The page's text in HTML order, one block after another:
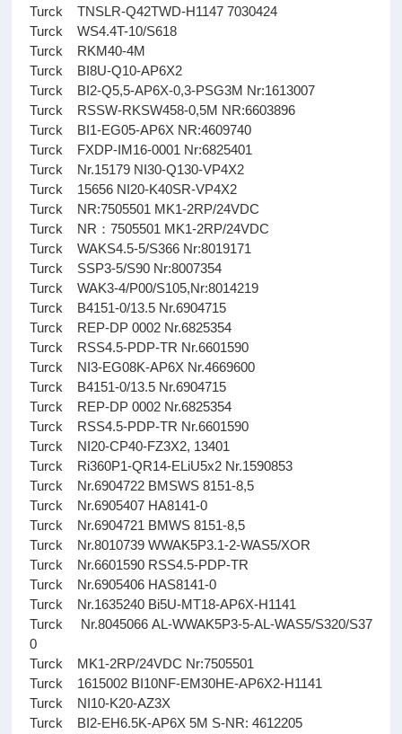
Turck TNSLR-Q42TWD-H1147 7030424
Turck WS4.4T-10/S618
Turck RKM40-4M
Turck BI8U-Q10-AP6X2
Turck BI2-Q5,5-AP6X-0,3-PSG3M Nr:1613007
Turck RSSW-RKSW458-0,5M NR:6603896
Turck BI1-EG05-AP6X NR:4609740
Turck FXDP-IM16-0001 Nr:6825401
Turck Nr.15179 NI30-Q130-VP4X2
Turck 15656 NI20-K40SR-VP4X2
Turck NR:7505501 MK1-2RP/24VDC
Turck NR：7505501 MK1-2RP/24VDC
Turck WAKS4.5-5/S366 Nr:8019171
Turck SSP3-5/S90 Nr:8007354
Turck WAK3-4/P00/S105,Nr:8014219
Turck B4151-0/13.5 Nr.6904715
Turck REP-DP 0002 Nr.6825354
Turck RSS4.5-PDP-TR Nr.6601590
Turck NI3-EG08K-AP6X Nr.4669600
Turck B4151-0/13.5 Nr.6904715
Turck REP-DP 0002 Nr.6825354
Turck RSS4.5-PDP-TR Nr.6601590
Turck NI20-CP40-FZ3X2, 13401
Turck Ri360P1-QR14-ELiU5x2 Nr.1590853
Turck Nr.6904722 BMSWS 8151-8,5
Turck Nr.6905407 HA8141-0
Turck Nr.6904721 BMWS 8151-8,5
Turck Nr.8010739 WWAK5P3.1-2-WAS5/XOR
Turck Nr.6601590 RSS4.5-PDP-TR
Turck Nr.6905406 HAS8141-0
Turck Nr.1635240 Bi5U-MT18-AP6X-H1141
Turck Nr.8045066 AL-WWAK5P3-5-AL-WAS5/S320/S37
0
Turck MK1-2RP/24VDC Nr:7505501
Turck 1615002 BI10NF-EM30HE-AP6X2-H1141
Turck NI10-K20-AZ3X
Turck BI2-EH6.5K-AP6X 5M S-NR: 4612205